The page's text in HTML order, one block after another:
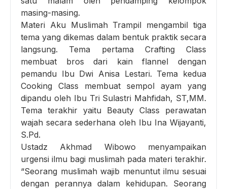
masing-masing.
Materi Aku Muslimah Trampil mengambil tiga
tema yang dikemas dalam bentuk praktik secara
langsung. Tema pertama Crafting Class
membuat bros dari kain flannel dengan
pemandu Ibu Dwi Anisa Lestari. Tema kedua
Cooking Class membuat sempol ayam yang
dipandu oleh Ibu Tri Sulastri Mahfidah, ST,MM.
Tema terakhir yaitu Beauty Class perawatan
wajah secara sederhana oleh Ibu Ina Wijayanti,
S.Pd.
Ustadz Akhmad Wibowo menyampaikan
urgensi ilmu bagi muslimah pada materi terakhir.
“Seorang muslimah wajib menuntut ilmu sesuai
dengan perannya dalam kehidupan. Seorang